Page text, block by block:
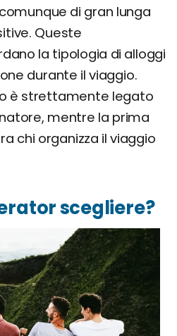
di gran lunga
Queste
la tipologia di alloggi
durante il viaggio.
è strettamente legato
mentre la prima
chi organizza il viaggio
scegliere?